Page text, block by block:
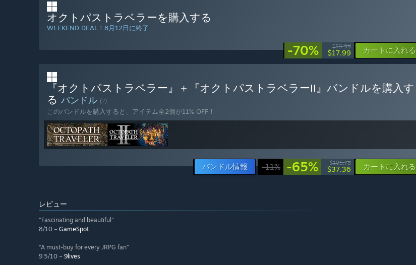
オクトパストラベラーを購入する
WEEKEND DEAL！8月12日に終了
-70% $59.99
$17.99 カートに入れる
『オクトパストラベラー』＋『オクトパストラベラーII』バンドルを購入す
る バンドル (?)
このバンドルを購入すると、アイテム全2個が11% OFF！
バンドル情報 -11% -65% $106.78
$37.36 カートに入れる
レビュー
“Fascinating and beautiful”
8/10 – GameSpot
“A must-buy for every JRPG fan”
9.5/10 – 9lives